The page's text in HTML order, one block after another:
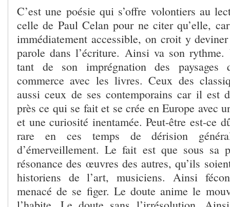
C’est une poésie qui s’offre volontiers au
celle de Paul Celan pour ne citer qu’elle,
immédiatement accessible, on croit y
parole dans l’écriture. Ainsi va son
tant de son imprégnation des
commerce avec les livres. Ceux des
aussi ceux de ses contemporains car il est
près ce qui se fait et se crée en Europe avec
et une curiosité inentamée. Peut-être est-ce
rare en ces temps de dérision
d’émerveillement. Le fait est que sous sa
résonance des œuvres des autres, qu’ils
historiens de l’art, musiciens. Ainsi
menacé de se figer. Le doute anime le